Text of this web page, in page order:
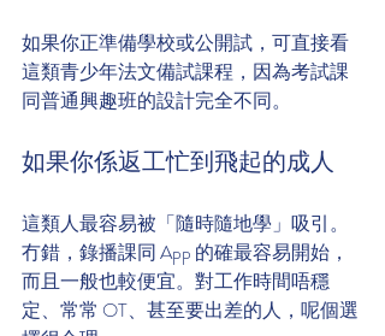
如果你正準備學校或公開試，可直接看
這類青少年法文備試課程，因為考試課
同普通興趣班的設計完全不同。
如果你係返工忙到飛起的成人
這類人最容易被「隨時隨地學」吸引。
冇錯，錄播課同 App 的確最容易開始，
而且一般也較便宜。對工作時間唔穩
定、常常 OT、甚至要出差的人，呢個選